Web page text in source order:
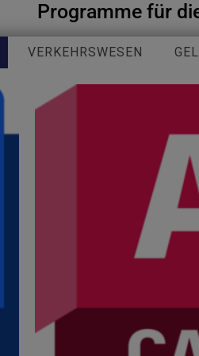
Programme für
VERKEHRSWESEN